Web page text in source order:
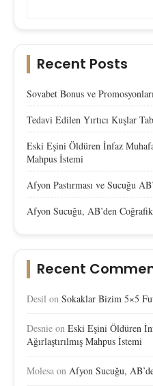
Recent Posts
Sovabet Bonus ve
Tedavi Edilen Yırtıcı Kuşlar
Eski Eşini Öldüren İnfaz
Mahpus İstemi
Afyon Pastırması ve Sucuğu
Afyon Sucuğu, AB’den
Recent
Desil on Sokaklar Bizim 5×5
Desnie on Eski Eşini Öldüren
Ağırlaştırılmış Mahpus İstemi
Molesa on Afyon Sucuğu,